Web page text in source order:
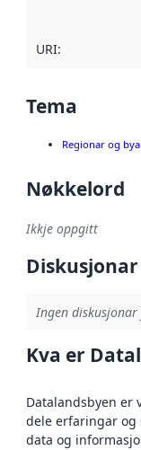
URI:
Tema
Regionar og
Nøkkelord
Ikkje oppgitt
Ingen diskusjonar
Kva er
Datalandsbyen er
dele erfaringar og
data og